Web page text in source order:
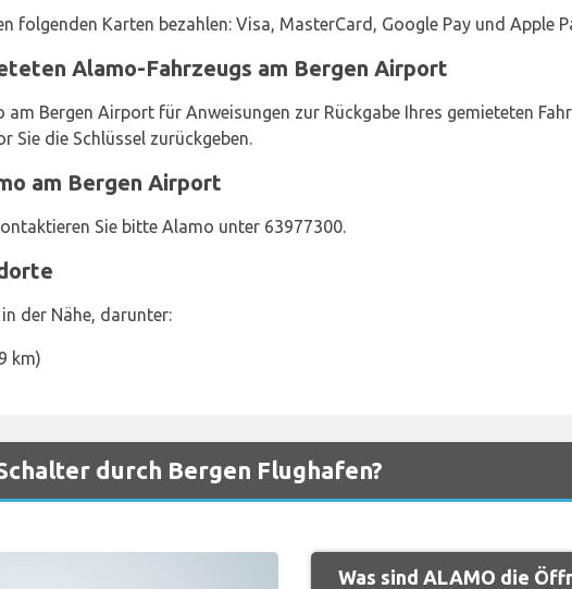
folgenden Karten bezahlen: Visa, MasterCard, Google Pay und Apple
Alamo-Fahrzeugs am Bergen Airport
Bergen Airport für Anweisungen zur Rückgabe Ihres gemieteten
Sie die Schlüssel zurückgeben.
am Bergen Airport
Sie bitte Alamo unter 63977300.
der Nähe, darunter:
km)
durch Bergen Flughafen?
Was sind ALAMO die